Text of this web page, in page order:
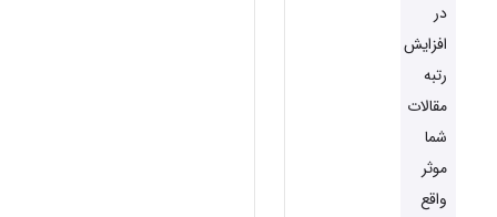
در
افزایش
رتبه
مقالات
شما
موثر
واقع